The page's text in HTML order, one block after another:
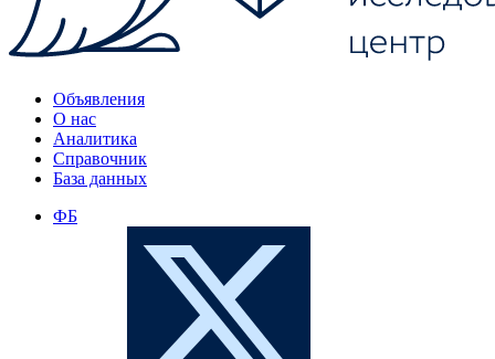
Объявления
О нас
Аналитика
Справочник
База данных
ФБ